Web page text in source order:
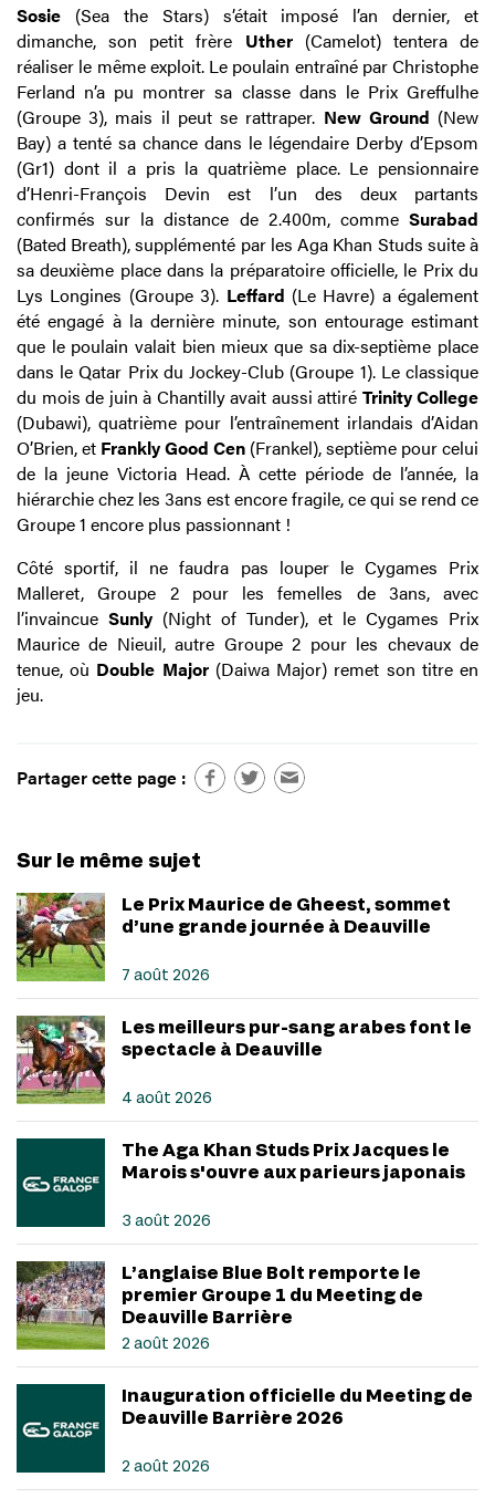
Sosie (Sea the Stars) s’était imposé l’an dernier, et
dimanche, son petit frère Uther(Camelot) tentera de
réaliser le même exploit. Le poulain entraîné par Christophe
Ferland n’a pu montrer sa classe dans le Prix Greffulhe
(Groupe 3), mais il peut se rattraper. New Ground (New
Bay) a tenté sa chance dans le légendaire Derby d’Epsom
(Gr1) dont il a pris la quatrième place. Le pensionnaire
d’Henri-François Devin est l’un des deux partants
confirmés sur la distance de 2.400m, comme Surabad
(Bated Breath), supplémenté par les Aga Khan Studs suite à
sa deuxième place dans la préparatoire officielle, le Prix du
Lys Longines (Groupe 3). Leffard (Le Havre) a également
été engagé à la dernière minute, son entourage estimant
que le poulain valait bien mieux que sa dix-septième place
dans le Qatar Prix du Jockey-Club (Groupe 1). Le classique
du mois de juin à Chantilly avait aussi attiré Trinity College
(Dubawi), quatrième pour l’entraînement irlandais d’Aidan
O’Brien, et Frankly Good Cen (Frankel), septième pour celui
de la jeune Victoria Head. À cette période de l’année, la
hiérarchie chez les 3ans est encore fragile, ce qui se rend ce
Groupe 1 encore plus passionnant !
Côté sportif, il ne faudra pas louper le Cygames Prix
Malleret, Groupe 2 pour les femelles de 3ans, avec
l’invaincue Sunly (Night of Tunder), et le Cygames Prix
Maurice de Nieuil, autre Groupe 2 pour les chevaux de
tenue, où Double Major(Daiwa Major) remet son titre en
jeu.
Partager cette page :
Sur le même sujet
Le Prix Maurice de Gheest, sommet
d’une grande journée à Deauville
7 août 2026
Les meilleurs pur-sang arabes font le
spectacle à Deauville
4 août 2026
The Aga Khan Studs Prix Jacques le
Marois s'ouvre aux parieurs japonais
3 août 2026
L’anglaise Blue Bolt remporte le
premier Groupe 1 du Meeting de
Deauville Barrière
2 août 2026
Inauguration officielle du Meeting de
Deauville Barrière 2026
2 août 2026